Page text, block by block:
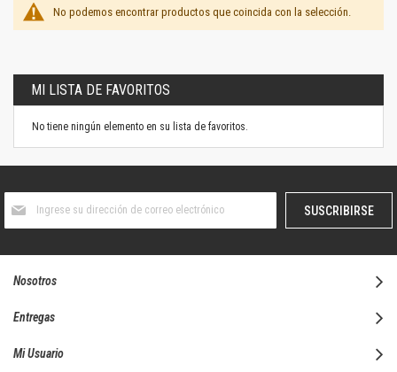
No podemos encontrar productos que coincida con la selección.
MI LISTA DE FAVORITOS
No tiene ningún elemento en su lista de favoritos.
boletín
SUSCRIBIRSE
Nosotros
Entregas
Mi Usuario